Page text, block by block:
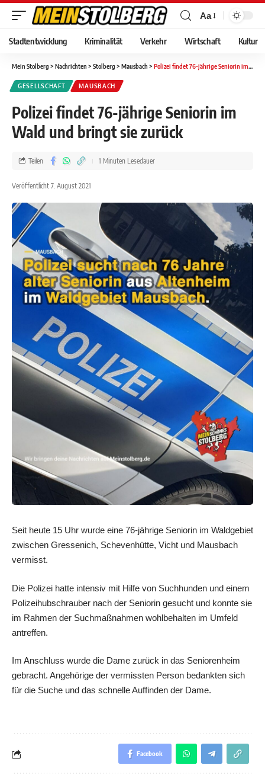
Aa
Stadtentwicklung Kriminalität Verkehr Wirtschaft Kultur
Mein Stolberg > Nachrichten > Stolberg > Mausbach > Polizei findet 76-jährige Seniorin im Wald und bringt sie zurück
GESELLSCHAFT MAUSBACH
Polizei findet 76-jährige Seniorin im
Wald und bringt sie zurück
Veröffentlicht 7. August 2021
Teilen 1 Minuten Lesedauer
Seit heute 15 Uhr wurde eine 76-jährige Seniorin im Waldgebiet
zwischen Gressenich, Schevenhütte, Vicht und Mausbach
vermisst.
Die Polizei hatte intensiv mit Hilfe von Suchhunden und einem
Polizeihubschrauber nach der Seniorin gesucht und konnte sie
im Rahmen der Suchmaßnahmen wohlbehalten im Umfeld
antreffen.
Im Anschluss wurde die Dame zurück in das Seniorenheim
gebracht. Angehörige der vermissten Person bedankten sich
für die Suche und das schnelle Auffinden der Dame.
Facebook